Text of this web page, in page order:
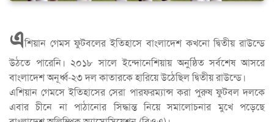
এশিয়ান গেমস ফুটবলের ইতিহাসে বাংলাদেশ কখনো দ্বিতীয় রাউন্ডে
উঠতে পারেনি। ২০১৮ সালে ইন্দোনেশিয়ায় অনুষ্ঠিত সর্বশেষ আসরে
বাংলাদেশ অনূর্ধ্ব-২৩ দল কাতারকে হারিয়ে উঠেছিল দ্বিতীয় রাউন্ডে।
এশিয়ান গেমসে ইতিহাসের সেরা পারফরম্যান্স করা পুরুষ ফুটবল দলকে
এবার চীনে না পাঠানোর সিদ্ধান্ত নিয়ে সমালোচনার মুখে পড়েছে